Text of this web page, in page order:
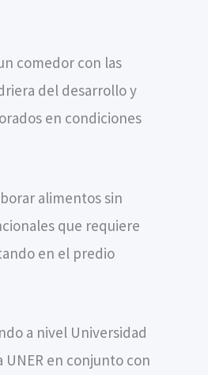
comedor con las
del desarrollo y
en condiciones
alimentos sin
que requiere
en el predio
a nivel Universidad
en conjunto con